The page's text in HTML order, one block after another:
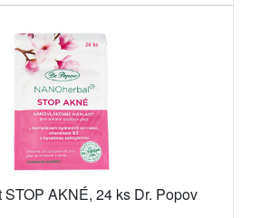
AKNÉ, 24 ks Dr. Popov